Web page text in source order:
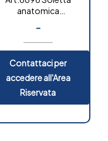
anatomica
“extra”
-
Contattaci per
accedere all'Area
Riservata